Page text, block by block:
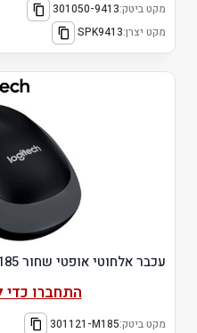
מקט ביטק:301050-9413
מקט יצרן:SPK9413
עכבר אלחוטי אופטי שחור Logitech M185
התחברו כדי
מקט ביטק:301121-M185